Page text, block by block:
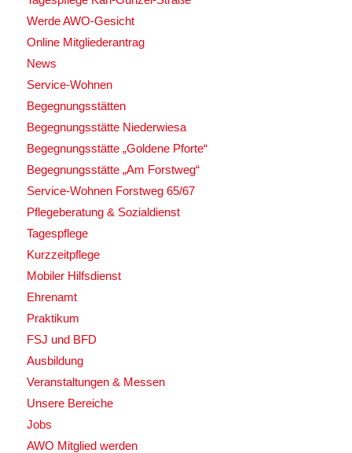
Werde AWO-Gesicht
Online Mitgliederantrag
News
Service-Wohnen
Begegnungsstätten
Begegnungsstätte Niederwiesa
Begegnungsstätte „Goldene Pforte“
Begegnungsstätte „Am Forstweg“
Service-Wohnen Forstweg 65/67
Pflegeberatung & Sozialdienst
Tagespflege
Kurzzeitpflege
Mobiler Hilfsdienst
Ehrenamt
Praktikum
FSJ und BFD
Ausbildung
Veranstaltungen & Messen
Unsere Bereiche
Jobs
AWO Mitglied werden